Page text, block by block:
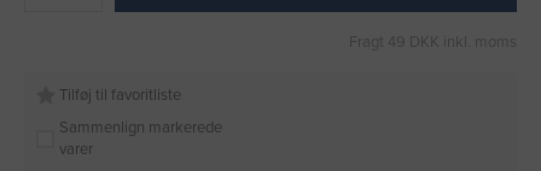
Fragt 49 DKK inkl. moms
Tilføj til favoritliste
Sammenlign markerede
varer